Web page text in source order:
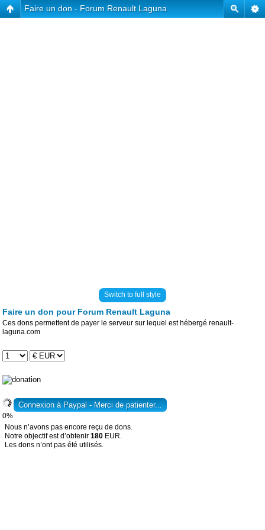
Faire un don - Forum Renault Laguna
Switch to full style
Faire un don pour Forum Renault Laguna
Ces dons permettent de payer le serveur sur lequel est hébergé renault-
laguna.com
0%
Nous n’avons pas encore reçu de dons.
Notre objectif est d’obtenir 180 EUR.
Les dons n’ont pas été utilisés.